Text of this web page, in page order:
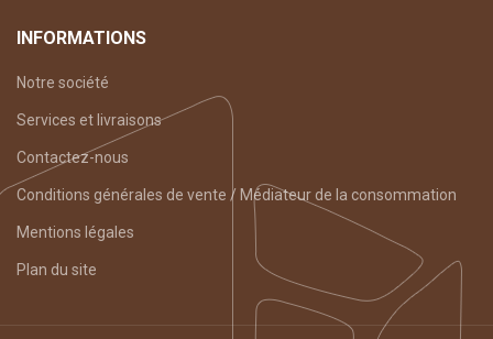
INFORMATIONS
Notre société
Services et livraisons
Contactez-nous
Conditions générales de vente / Médiateur de la consommation
Mentions légales
Plan du site